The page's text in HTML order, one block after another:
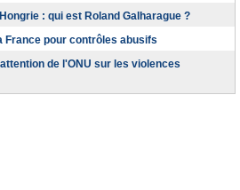
: qui est Roland Galharague ?
France pour contrôles abusifs
de l'ONU sur les violences